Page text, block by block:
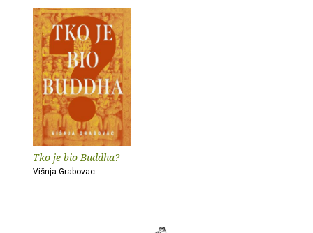
Tko je bio Buddha?
Višnja Grabovac